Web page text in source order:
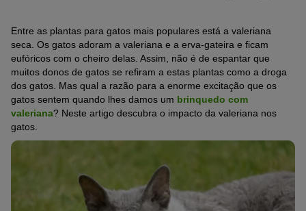
Entre as plantas para gatos mais populares está a valeriana
seca. Os gatos adoram a valeriana e a erva-gateira e ficam
eufóricos com o cheiro delas. Assim, não é de espantar que
muitos donos de gatos se refiram a estas plantas como a droga
dos gatos. Mas qual a razão para a enorme excitação que os
gatos sentem quando lhes damos um brinquedo com
valeriana? Neste artigo descubra o impacto da valeriana nos
gatos.